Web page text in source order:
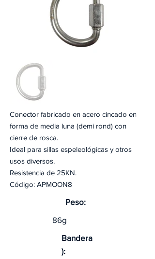
Conector fabricado en acero cincado en
forma de media luna (demi rond) con
cierre de rosca.
Ideal para sillas espeleológicas y otros
usos diversos.
Resistencia de 25KN.
Código: APMOON8
Peso:
86g
Bandera
):